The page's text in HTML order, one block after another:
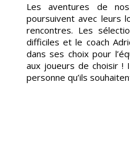
Les aventures de
poursuivent avec leurs
rencontres. Les
difficiles et le coach
dans ses choix pour
aux joueurs de choisir !
personne qu’ils